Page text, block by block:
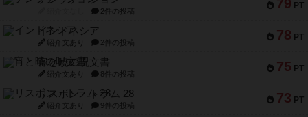
79 PT
2件の投稿
78 PT
インドネシア
紹介文あり 2件の投稿
75 PT
宵と暁の呪文書
紹介文あり 8件の投稿
73 PT
リスボン・トラム 28
紹介文あり 9件の投稿